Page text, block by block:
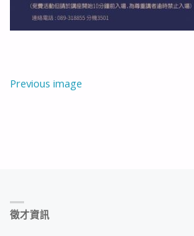
Previous image
徵才資訊